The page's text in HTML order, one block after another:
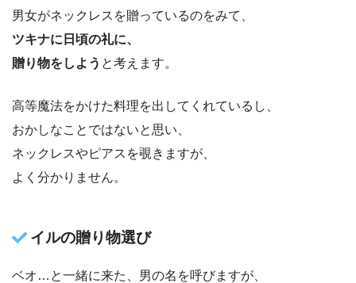
男女がネックレスを贈っているのをみて、
ツキナに日頃の礼に、
贈り物をしよう と考えます。
高等魔法をかけた料理を出してくれているし、
おかしなことではないと思い、
ネックレスやピアスを覗きますが、
よく分かりません。
イルの贈り物選び
ベオ…と一緒に来た、男の名を呼びますが、